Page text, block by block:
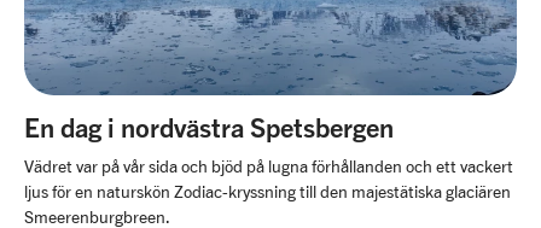
En dag i nordvästra Spetsbergen
Vädret var på vår sida och bjöd på lugna förhållanden och ett vackert
ljus för en naturskön Zodiac-kryssning till den majestätiska glaciären
Smeerenburgbreen.